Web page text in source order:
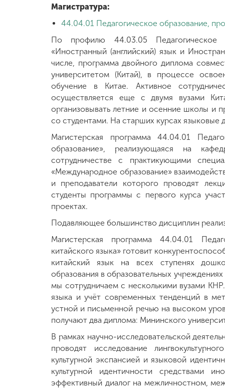
Магистратура:
44.04.01 Педагогическое образование,
По профилю 44.03.05 Педагогическое
«Иностранный (английский) язык и
числе, программа двойного диплома
университетом (Китай), в процессе
обучение в Китае. Активное
осуществляется еще с двумя вузами
организовывать летние и осенние школы и
со студентами. На старших курсах языковые
Магистерская программа 44.04.01
образование», реализующаяся на
сотрудничестве с практикующими
«Международное образование»
и преподаватели которого проводят
студенты программы с первого курса
проектах.
Подавляющее большинство дисциплин
Магистерская программа 44.04.01
китайского языка» готовит
китайский язык на всех ступенях
образования в образовательных
мы сотрудничаем с несколькими вузами
языка и учёт современных тенденций в
устной и письменной речью на высоком
получают два диплома: Мининского
В рамках научно-исследовательской
проводят исследование
культурной экспансией и языковой
культурной идентичности средствами
эффективный диалог на межличностном,